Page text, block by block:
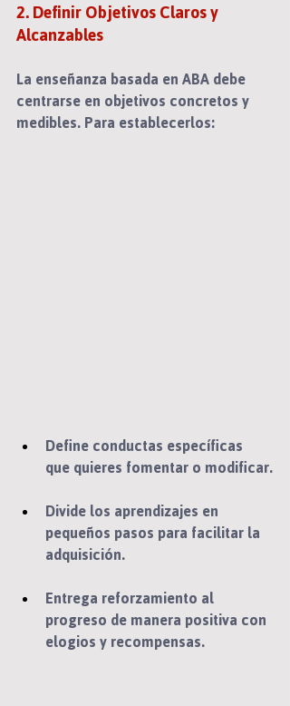
2. Definir Objetivos Claros y
Alcanzables
La enseñanza basada en ABA debe
centrarse en objetivos concretos y
medibles. Para establecerlos:
Define conductas específicas
que quieres fomentar o modificar.
Divide los aprendizajes en
pequeños pasos para facilitar la
adquisición.
Entrega reforzamiento al
progreso de manera positiva con
elogios y recompensas.